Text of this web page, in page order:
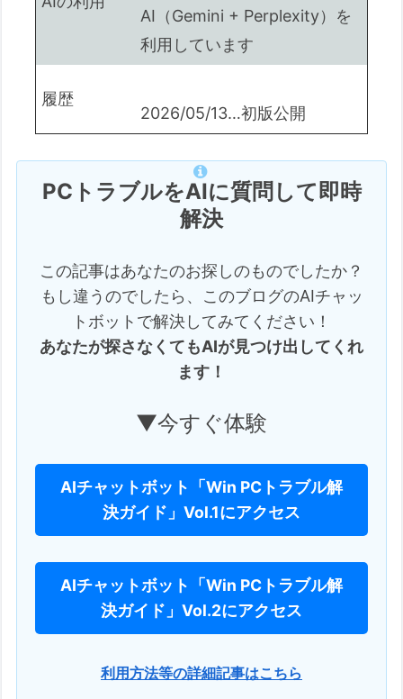
AI（Gemini + Perplexity）を
利用しています
履歴
2026/05/13…初版公開
PCトラブルをAIに質問して即時
解決
この記事はあなたのお探しのものでしたか？
もし違うのでしたら、このブログのAIチャッ
トボットで解決してみてください！
あなたが探さなくてもAIが見つけ出してくれ
ます！
▼今すぐ体験
AIチャットボット「Win PCトラブル解
決ガイド」Vol.1にアクセス
AIチャットボット「Win PCトラブル解
決ガイド」Vol.2にアクセス
利用方法等の詳細記事はこちら